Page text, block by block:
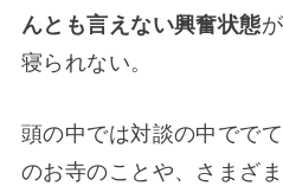
んとも言えない興奮状態
寝られない。
頭の中では対談の中でで
のお寺のことや、さまざ